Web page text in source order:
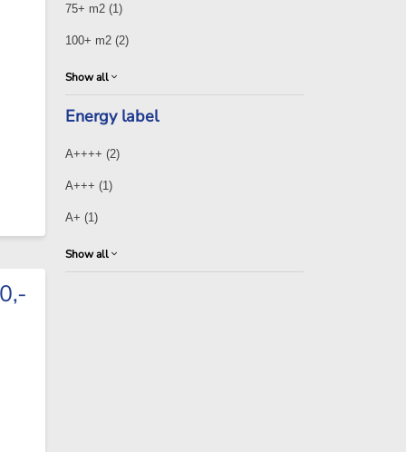
75+ m2 (1)
100+ m2 (2)
Show all
Energy label
A++++ (2)
A+++ (1)
A+ (1)
Show all